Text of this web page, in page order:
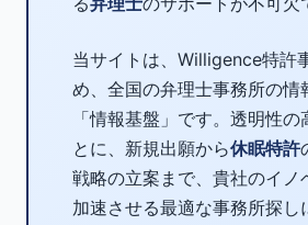
当サイトは、Willigence特許
め、全国の弁理士事務所の情
「情報基盤」です。透明性の
とに、新規出願から休眠特許
戦略の立案まで、貴社のイノ
加速させる最適な事務所探し